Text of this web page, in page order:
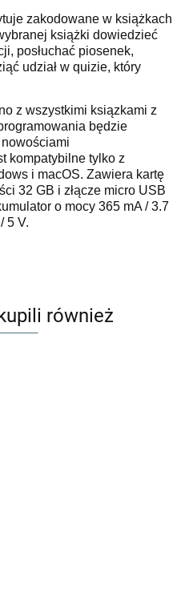
zakodowane w książkach
książki dowiedzieć
posłuchać piosenek,
udział w quizie, który
z wszystkimi ksiązkami z
będzie
nowościami
kompatybilne tylko z
i macOS. Zawiera kartę
32 GB i złącze micro USB
o mocy 365 mA / 3.7
5 V.
również